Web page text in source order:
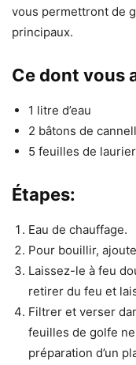
vous permettront de
principaux.
Ce dont vous
1 litre d’eau
2 bâtons de
5 feuilles de laurier
Étapes:
Eau de chauffage.
Pour bouillir,
Laissez-le à feu
retirer du feu et
Filtrer et verser
feuilles de golfe
préparation d’un